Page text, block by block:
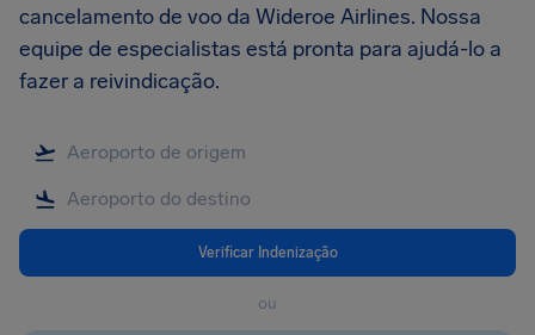
cancelamento de voo da Wideroe Airlines. Nossa
equipe de especialistas está pronta para ajudá-lo a
fazer a reivindicação.
Verificar Indenização
ou